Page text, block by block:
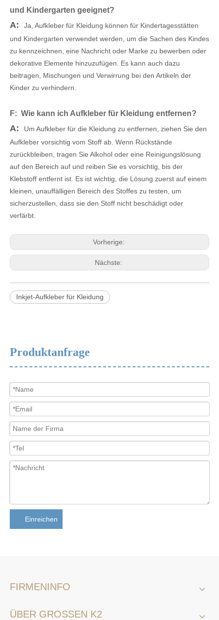
und Kindergarten geeignet?
A:
Ja, Aufkleber für Kleidung können für Kindertagesstätten
und Kindergarten verwendet werden, um die Sachen des Kindes
zu kennzeichnen, eine Nachricht oder Marke zu bewerben oder
dekorative Elemente hinzuzufügen. Es kann auch dazu
beitragen, Mischungen und Verwirrung bei den Artikeln der
Kinder zu verhindern.
F: Wie kann ich Aufkleber für Kleidung entfernen?
A:
Um Aufkleber für die Kleidung zu entfernen, ziehen Sie den
Aufkleber vorsichtig vom Stoff ab. Wenn Rückstände
zurückbleiben, tragen Sie Alkohol oder eine Reinigungslösung
auf den Bereich auf und reiben Sie es vorsichtig, bis der
Klebstoff entfernt ist. Es ist wichtig, die Lösung zuerst auf einem
kleinen, unauffälligen Bereich des Stoffes zu testen, um
sicherzustellen, dass sie den Stoff nicht beschädigt oder
verfärbt.
Vorherige:
Nächste:
Inkjet-Aufkleber für Kleidung
Produktanfrage
Einreichen
FIRMENINFO
ÜBER GROSSEN K2